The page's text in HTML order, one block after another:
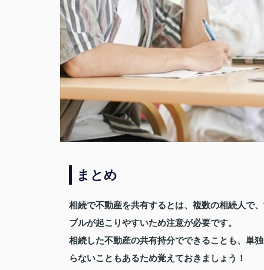
まとめ
相続で不動産を共有するとは、複数の相続人で
ブルが起こりやすいため注意が必要です。
相続した不動産の共有持分でできることも、単
らないこともあるため覚えておきましょう！